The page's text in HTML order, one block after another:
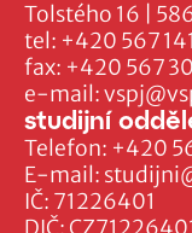
Tolstého 16 |
tel: +420 567 141
fax: +420 567
e-mail:
IČ: 71226401
studijní
Telefon: +420
E-mail: